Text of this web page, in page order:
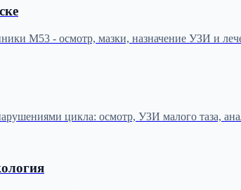
М53 - осмотр, мазки, назначение УЗИ и
цикла: осмотр, УЗИ малого таза,